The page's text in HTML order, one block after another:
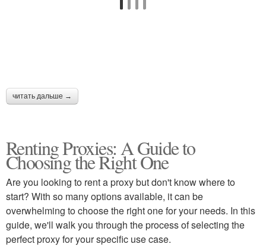
читать дальше →
Renting Proxies: A Guide to
Choosing the Right One
Are you looking to rent a proxy but don't know where to
start? With so many options available, it can be
overwhelming to choose the right one for your needs. In this
guide, we'll walk you through the process of selecting the
perfect proxy for your specific use case.